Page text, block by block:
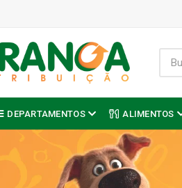
DEPARTAMENTOS ALIMENTOS